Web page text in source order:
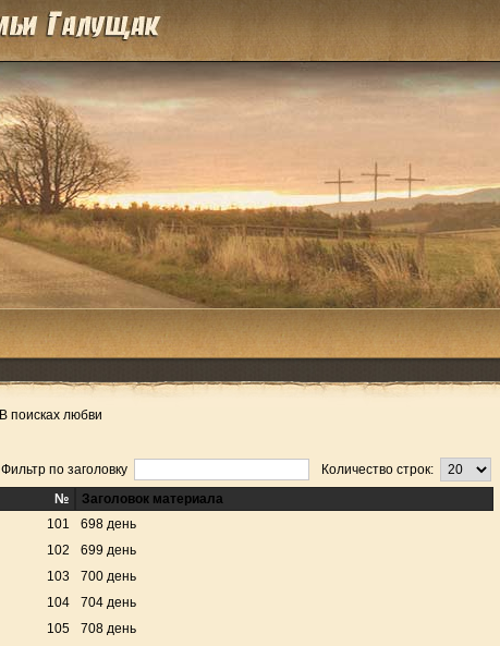
В поисках любви
Фильтр по заголовку
Количество строк:
№
Заголовок материала
101
698 день
102
699 день
103
700 день
104
704 день
105
708 день